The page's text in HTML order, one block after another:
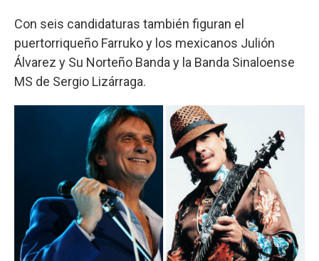
Con seis candidaturas también figuran el
puertorriqueño Farruko y los mexicanos Julión
Álvarez y Su Norteño Banda y la Banda Sinaloense
MS de Sergio Lizárraga.